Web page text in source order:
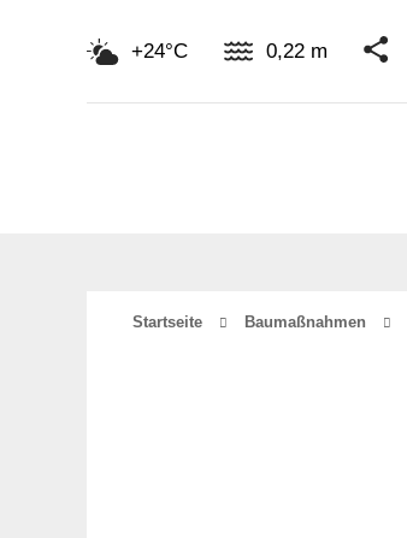
+24°C 0,22 m
Startseite Baumaßnahmen